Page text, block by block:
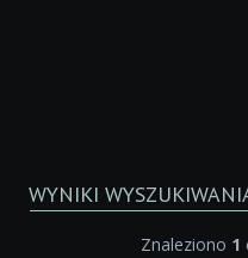
WYNIKI
Znaleziono 1